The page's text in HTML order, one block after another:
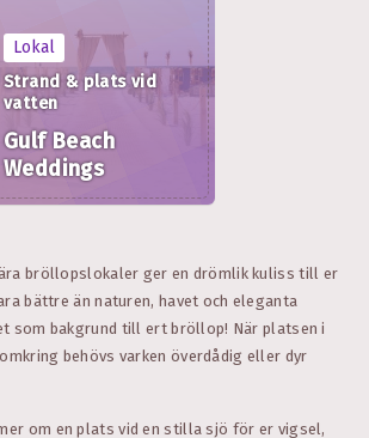
Lokal
Strand & plats vid
vatten
Gulf Beach
Weddings
bröllopslokaler ger en drömlik kuliss till er
bättre än naturen, havet och eleganta
som bakgrund till ert bröllop! När platsen i
behövs varken överdådig eller dyr
om en plats vid en stilla sjö för er vigsel,